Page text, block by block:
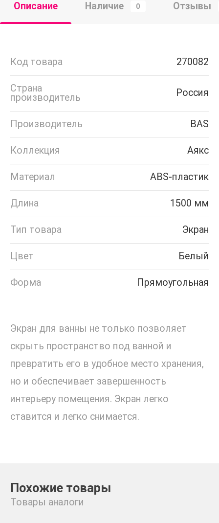
Описание Наличие 0 Отзывы
Код товара 270082
Страна
производитель
Россия
Производитель BAS
Коллекция Аякс
Материал ABS-пластик
Длина 1500 мм
Тип товара Экран
Цвет Белый
Форма Прямоугольная
Экран для ванны не только позволяет
скрыть пространство под ванной и
превратить его в удобное место хранения,
но и обеспечивает завершенность
интерьеру помещения. Экран легко
ставится и легко снимается.
Похожие товары
Товары аналоги